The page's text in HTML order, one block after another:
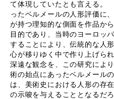
て体現していたとも言える
ったベルメールの人形評価に
が持つ理知的な側面を作品か
目的であり、当時のヨーロッ
することにより、伝統的な人
心が移りゆく中で作り上げら
深遠な観念を、この研究によ
術の始点にあったベルメール
は、美術史における人形の存
の示唆を与えることとなるだ